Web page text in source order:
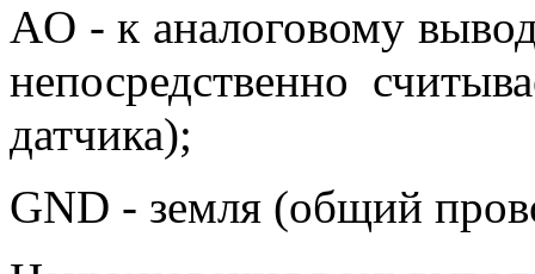
AО - к аналоговому
непосредственно
датчика);
GND - земля (общий